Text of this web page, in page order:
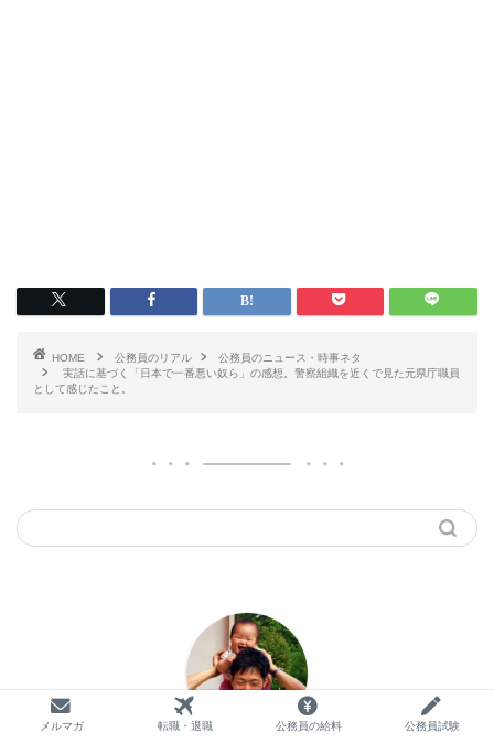
HOME 公務員のリアル
公務員のニュース・時事ネタ
実話に基づく「日本で一番悪い奴ら」の感想。警察組織を近くで見た元県庁職員
として感じたこと。
メルマガ 転職・退職 公務員の給料 公務員試験